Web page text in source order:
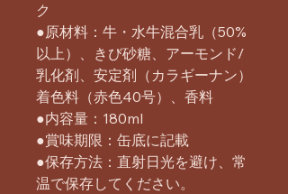
ク
●原材料：牛・水牛混合乳（50%
以上）、きび砂糖、アーモンド/
乳化剤、安定剤（カラギーナン）
着色料（赤色40号）、香料
●内容量：180ml
●賞味期限：缶底に記載
●保存方法：直射日光を避け、常
温で保存してください。